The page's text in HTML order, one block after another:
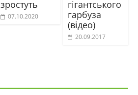
зростуть
07.10.2020
гігантського
гарбуза
(відео)
20.09.2017